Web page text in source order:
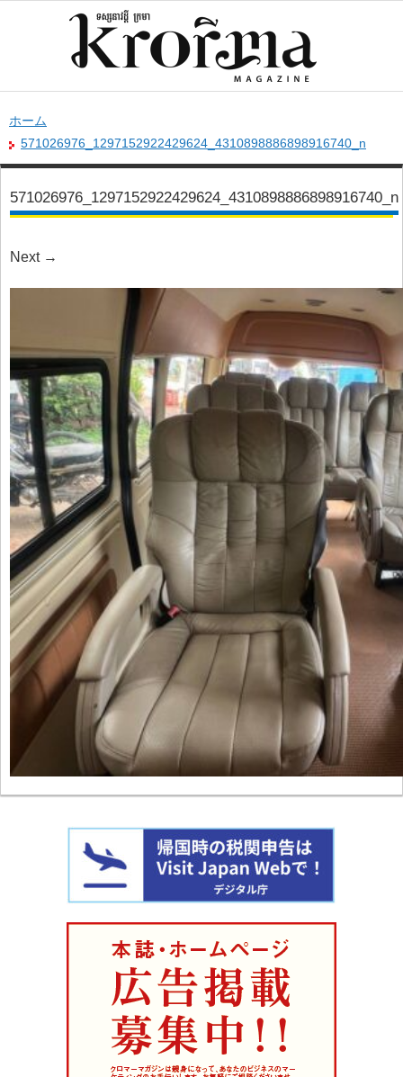
ホーム
571026976_1297152922429624_4310898886898916740_n
571026976_1297152922429624_4310898886898916740_n
Next →